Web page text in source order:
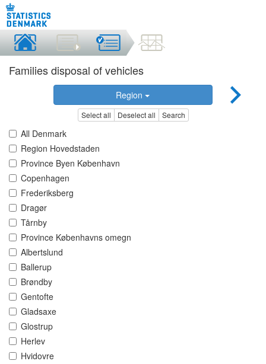
Families disposal of vehicles
Region
Select all Deselect all Search
All Denmark
Region Hovedstaden
Province Byen København
Copenhagen
Frederiksberg
Dragør
Tårnby
Province Københavns omegn
Albertslund
Ballerup
Brøndby
Gentofte
Gladsaxe
Glostrup
Herlev
Hvidovre